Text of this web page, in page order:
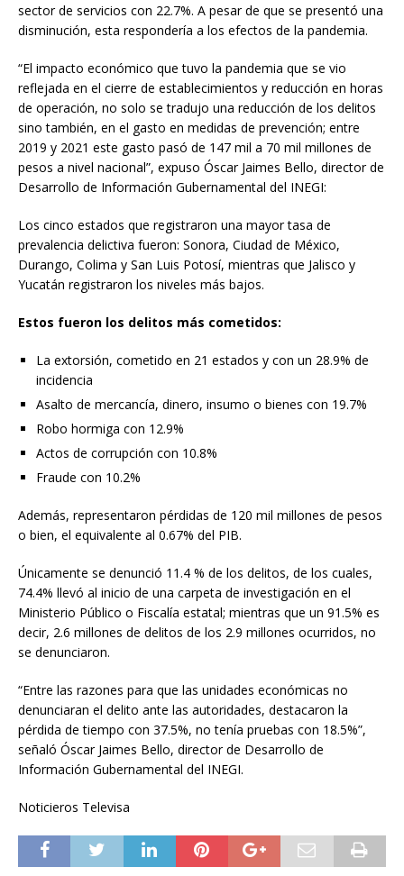
sector de servicios con 22.7%. A pesar de que se presentó una
disminución, esta respondería a los efectos de la pandemia.
“El impacto económico que tuvo la pandemia que se vio
reflejada en el cierre de establecimientos y reducción en horas
de operación, no solo se tradujo una reducción de los delitos
sino también, en el gasto en medidas de prevención; entre
2019 y 2021 este gasto pasó de 147 mil a 70 mil millones de
pesos a nivel nacional”, expuso Óscar Jaimes Bello, director de
Desarrollo de Información Gubernamental del INEGI:
Los cinco estados que registraron una mayor tasa de
prevalencia delictiva fueron: Sonora, Ciudad de México,
Durango, Colima y San Luis Potosí, mientras que Jalisco y
Yucatán registraron los niveles más bajos.
Estos fueron los delitos más cometidos:
La extorsión, cometido en 21 estados y con un 28.9% de
incidencia
Asalto de mercancía, dinero, insumo o bienes con 19.7%
Robo hormiga con 12.9%
Actos de corrupción con 10.8%
Fraude con 10.2%
Además, representaron pérdidas de 120 mil millones de pesos
o bien, el equivalente al 0.67% del PIB.
Únicamente se denunció 11.4 % de los delitos, de los cuales,
74.4% llevó al inicio de una carpeta de investigación en el
Ministerio Público o Fiscalía estatal; mientras que un 91.5% es
decir, 2.6 millones de delitos de los 2.9 millones ocurridos, no
se denunciaron.
“Entre las razones para que las unidades económicas no
denunciaran el delito ante las autoridades, destacaron la
pérdida de tiempo con 37.5%, no tenía pruebas con 18.5%”,
señaló Óscar Jaimes Bello, director de Desarrollo de
Información Gubernamental del INEGI.
Noticieros Televisa